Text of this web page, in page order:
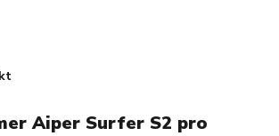
Aiper Surfer S2 pro